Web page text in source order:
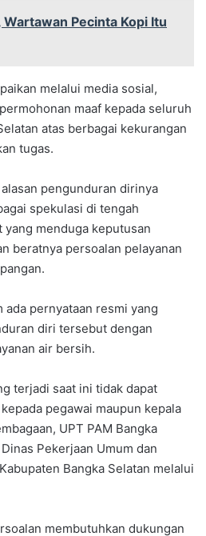
Wartawan Pecinta Kopi Itu
melalui media sosial,
maaf kepada seluruh
atas berbagai kekurangan
tugas.
pengunduran dirinya
spekulasi di tengah
yang menduga keputusan
beratnya persoalan pelayanan
pernyataan resmi yang
diri tersebut dengan
air bersih.
terjadi saat ini tidak dapat
pegawai maupun kepala
UPT PAM Bangka
Pekerjaan Umum dan
Bangka Selatan melalui
membutuhkan dukungan